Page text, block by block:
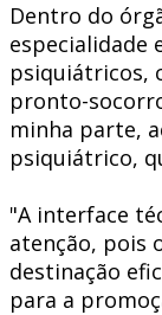
Dentro do
especialidade
psiquiátricos,
pronto-
minha parte,
psiquiátrico,
"A interface
atenção, pois
destinação
para a